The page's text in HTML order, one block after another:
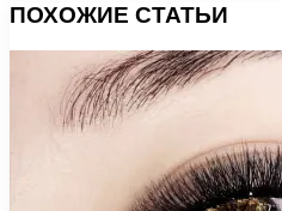
ПОХОЖИЕ СТАТЬИ